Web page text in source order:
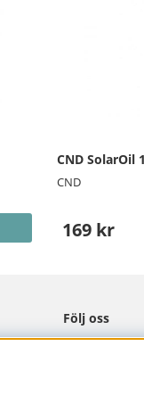
CND SolarOil
CND
169 kr
Följ oss